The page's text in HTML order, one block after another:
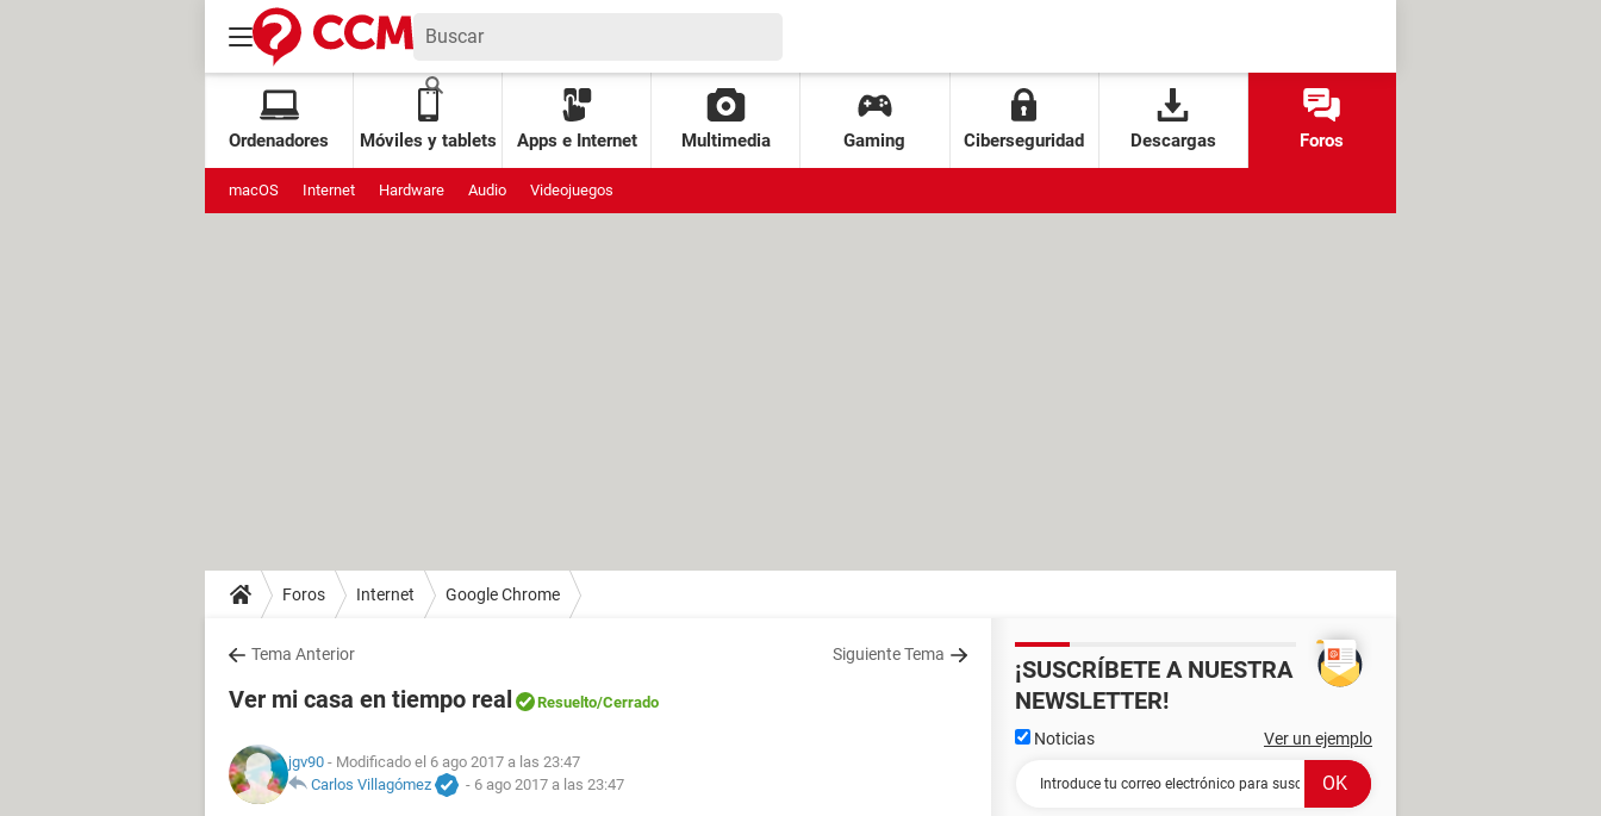
Ordenadores Móviles y tablets Apps e Internet Multimedia Gaming Ciberseguridad Descargas Foros
macOS Internet Hardware Audio Videojuegos
Foros Internet Google Chrome
Tema Anterior Siguiente Tema
Ver mi casa en tiempo real Resuelto/Cerrado
jgv90 - Modificado el 6 ago 2017 a las 23:47
Carlos Villagómez
- 6 ago 2017 a las 23:47
¡SUSCRÍBETE A NUESTRA
NEWSLETTER!
Noticias Ver un ejemplo